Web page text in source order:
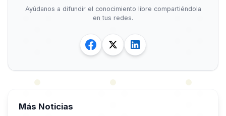
Ayúdanos a difundir el conocimiento libre compartiéndola
en tus redes.
Más Noticias